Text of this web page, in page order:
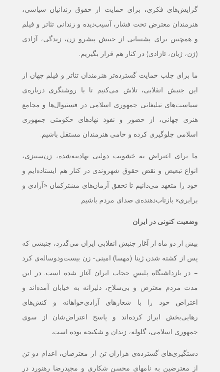
گرایش‌های فکری، برای حمایت از حقوق زندانیان سیاسی،
هنرمندان معترض تحت فشار، آسیب‌دیده و زندانی تئاتر و فیلم
و همچنین برای پشتیبانی از جنبش پیشرو زن، زندگی، آزادی
(ژن، ژیان، ئازادی) در کنار هم قرار بگیریم.
ما برای جلب حمایت گسترده‌تر هنرمندان تئاتر و فیلم جهان از
این جنبش انقلابی، تلاش می‌کنیم تا با روشنگری درباره‌ی‌
سیاست‌های تبلیغاتی جمهوری اسلامی در فستیوال‌ها و مجامع
هنری جهانی، از حضور و نفوذ نهادهای حکومتی جمهوری
اسلامی جلوگیری کرده و حامی هنرمندان مستقل باشیم.
ما برای اعتراض به خشونت دولتی نهادینه‌‌شده، زن‌ستیزی،
انواع تبعیض و نقض حقوق شهروندی در کنار هم ایستاده‌‌ایم و
خود را متعهد می‌دانیم تا تحقق آرمان‌های مشترکمان «آزادی و
برابری» بازتاب‌دهنده‌ی صدای مردم باشیم
وضعیت کنونی در ایران
بیش از دو ماه از آغاز جنبش انقلابی ایران می‌گذرد، جنبشی که
پس از کشته شدن ژینا (مهسا) امینی- زن بیست‌ودوساله‌ی کرد
– در بازداشتگاه پلیسِ حجاب ایران آغاز شده است. در این
مدت مردم معترض و بی‌سلاح، دلیرانه به خیابان آمده‌اند و
اعتراض خود را با شعارهای آزادی‌خواهانه‌ و کنش‌های
رهایی‌بخش ابراز کرده‌اند و پاسخ‌ اعتراض‌شان از سوی
جمهوری اسلامی، گلوله، ‌زندان و شکنجه بوده است.
دستگیری‌های گسترده‌ی هزاران تن از معترضان، اعدام دو تن
از معترضین به نامهای محسن شکاری و مجیدرضا رهنورد در